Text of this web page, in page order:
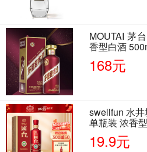
MOUTAI 茅
香型白酒
168元
swellfun 水
单瓶装 浓香
19.9元